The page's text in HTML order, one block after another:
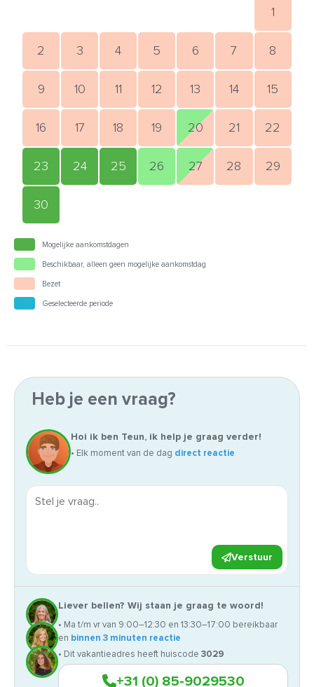
1
2 3 4 5 6 7 8
9 10 11 12 13 14 15
16 17 18 19 20 21 22
23 24 25 26 27 28 29
30
Mogelijke aankomstdagen
Beschikbaar, alleen geen mogelijke aankomstdag
Bezet
Geselecteerde periode
Heb je een vraag?
Hoi ik ben Teun, ik help je graag verder!
• Elk moment van de dag direct reactie
Verstuur
Liever bellen? Wij staan je graag te woord!
• Ma t/m vr van 9:00–12:30 en 13:30–17:00 bereikbaar
en binnen 3 minuten reactie
• Dit vakantieadres heeft huiscode 3029
+31 (0) 85-9029530